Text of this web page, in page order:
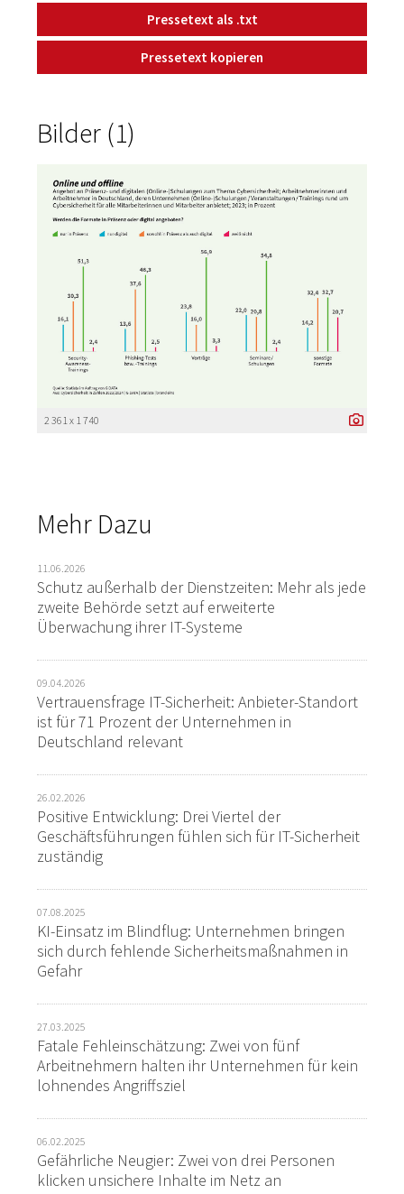
Pressetext als .txt
Pressetext kopieren
Bilder (1)
2 361 x 1 740
Mehr Dazu
11.06.2026
Schutz außerhalb der Dienstzeiten: Mehr als jede
zweite Behörde setzt auf erweiterte
Überwachung ihrer IT-Systeme
09.04.2026
Vertrauensfrage IT-Sicherheit: Anbieter-Standort
ist für 71 Prozent der Unternehmen in
Deutschland relevant
26.02.2026
Positive Entwicklung: Drei Viertel der
Geschäftsführungen fühlen sich für IT-Sicherheit
zuständig
07.08.2025
KI-Einsatz im Blindflug: Unternehmen bringen
sich durch fehlende Sicherheitsmaßnahmen in
Gefahr
27.03.2025
Fatale Fehleinschätzung: Zwei von fünf
Arbeitnehmern halten ihr Unternehmen für kein
lohnendes Angriffsziel
06.02.2025
Gefährliche Neugier: Zwei von drei Personen
klicken unsichere Inhalte im Netz an